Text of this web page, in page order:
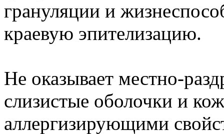
грануляции и
краевую эпителизацию.
Не оказывает местно-
слизистые оболочки и
аллергизирующими